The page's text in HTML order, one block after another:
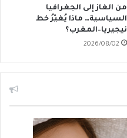
من الغاز إلى الجغرافيا
السياسية… ماذا يُغيّرُ خط
نيجيريا–المغرب؟
2026/08/02